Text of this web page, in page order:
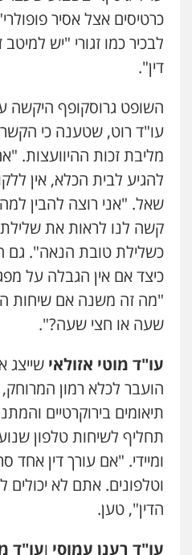
כרטיסים אצל אסיר
דין".
השופט גרוסקופף היקשה
עו"ד רוט, שטענה כי הקשר
מליבת זכות ההיוועצות.
להגיע לבית הכלא, אין
שאל. "אני רוצה להבין
קשה לנו לראות את
כשלילת טובת הנאה".
כיצד אם אין הגבלה על
"מה זה משנה אם שיחות
שעה או חצי שעה?".
עו"ד מוטי אזולאי שייצג
הועבר לכלא רמון
תיאומים בירוקרטיים
תחליף לשיחות טלפון
ומיידי. "אם עורך דין אחד
וטלפונים. אתם לא יכולים
הדין", טען.
עו"ד רענן עמוסי ועו"ד